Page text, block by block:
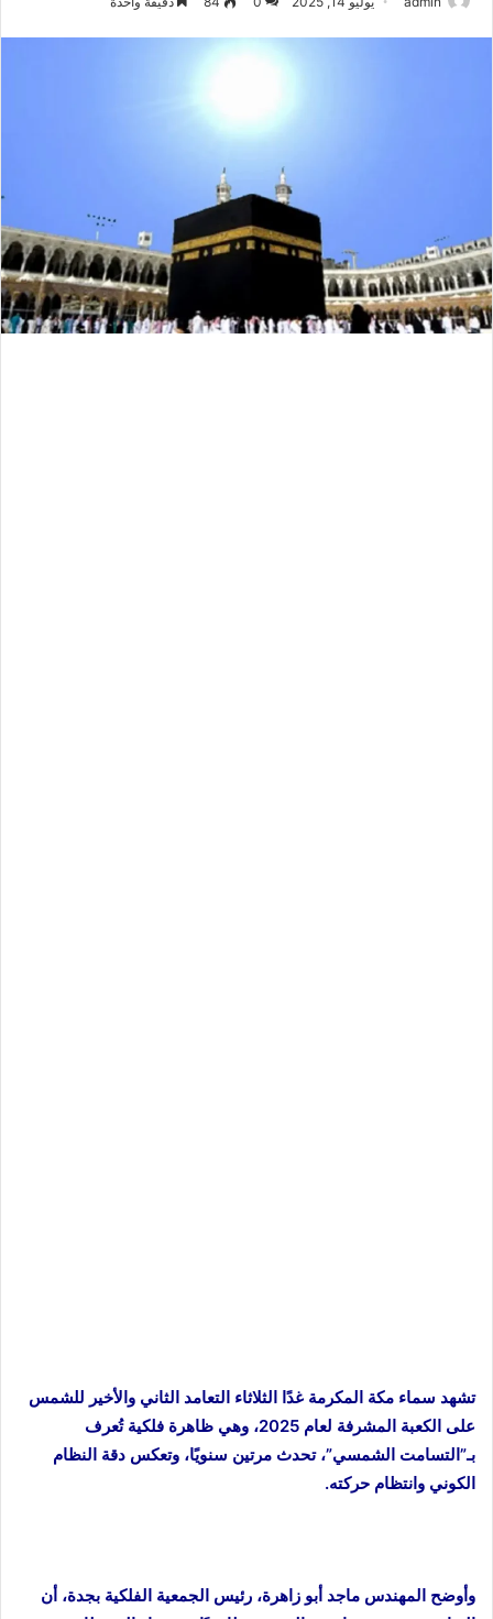
تشهد سماء مكة المكرمة غدًا الثلاثاء التعامد الثاني والأخير للشمس
على الكعبة المشرفة لعام 2025، وهي ظاهرة فلكية تُعرف
بـ”التسامت الشمسي”، تحدث مرتين سنويًا، وتعكس دقة النظام
الكوني وانتظام حركته.
وأوضح المهندس ماجد أبو زاهرة، رئيس الجمعية الفلكية بجدة، أن